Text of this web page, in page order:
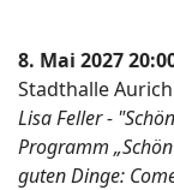
8. Mai 2027
Stadthalle Aurich
Lisa Feller -
Programm
guten Dinge: